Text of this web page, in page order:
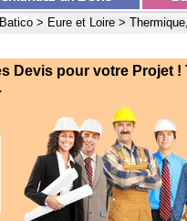
> Eure et Loire >
Devis pour votre Projet !